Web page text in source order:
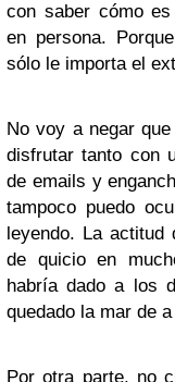
con saber cómo
en persona.
sólo le importa el
No voy a negar
disfrutar tanto con
de emails y
tampoco puedo
leyendo. La actitud
de quicio en
habría dado a los
quedado la mar de
Por otra parte, no